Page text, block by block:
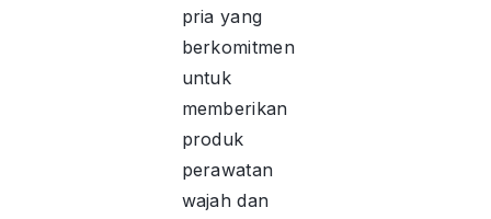
pria yang
berkomitmen
untuk
memberikan
produk
perawatan
wajah dan